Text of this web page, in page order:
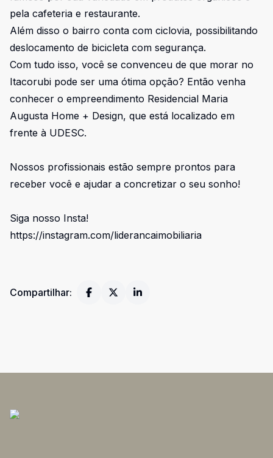
pela cafeteria e restaurante.
Além disso o bairro conta com ciclovia, possibilitando
deslocamento de bicicleta com segurança.
Com tudo isso, você se convenceu de que morar no
Itacorubi pode ser uma ótima opção? Então venha
conhecer o empreendimento Residencial Maria
Augusta Home + Design, que está localizado em
frente à UDESC.
Nossos profissionais estão sempre prontos para
receber você e ajudar a concretizar o seu sonho!
Siga nosso Insta!
https://instagram.com/liderancaimobiliaria
Compartilhar: